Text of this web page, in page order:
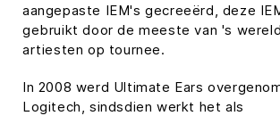
aangepaste IEM's gecreeërd, deze
gebruikt door de meeste van 's
artiesten op tournee.
In 2008 werd Ultimate Ears
Logitech, sindsdien werkt het als